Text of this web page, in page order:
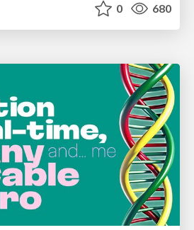
0 680